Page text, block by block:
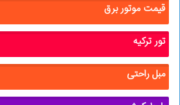
قیمت موتور برق
تور ترکیه
مبل راحتی